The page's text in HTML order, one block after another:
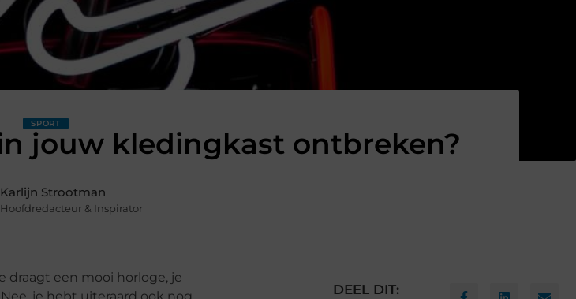
SPORT
jouw kledingkast ontbreken?
Karlijn Strootman
Hoofdredacteur & Inspirator
draagt een mooi horloge, je
DEEL DIT: